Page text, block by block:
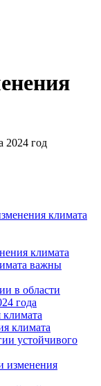
2024 год
климата
климата
важны
в области
года
климата
устойчивого
изменения